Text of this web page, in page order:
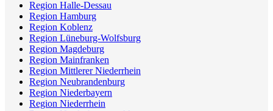
Region Halle-Dessau
Region Hamburg
Region Koblenz
Region Lüneburg-Wolfsburg
Region Magdeburg
Region Mainfranken
Region Mittlerer Niederrhein
Region Neubrandenburg
Region Niederbayern
Region Niederrhein